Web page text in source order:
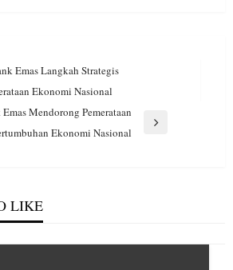
Emas Langkah Strategis
Ekonomi Nasional
Mendorong Pemerataan
Ekonomi Nasional
LIKE